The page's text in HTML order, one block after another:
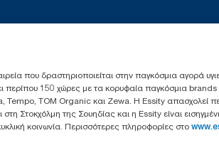
που δραστηριοποιείται στην παγκόσμια αγορά
περίπου 150 χώρες με τα κορυφαία παγκόσμια
TOM Organic και Zewa. Η Essity απασχολεί
στη Στοκχόλμη της Σουηδίας και η Essity είναι
κοινωνία. Περισσότερες πληροφορίες στο